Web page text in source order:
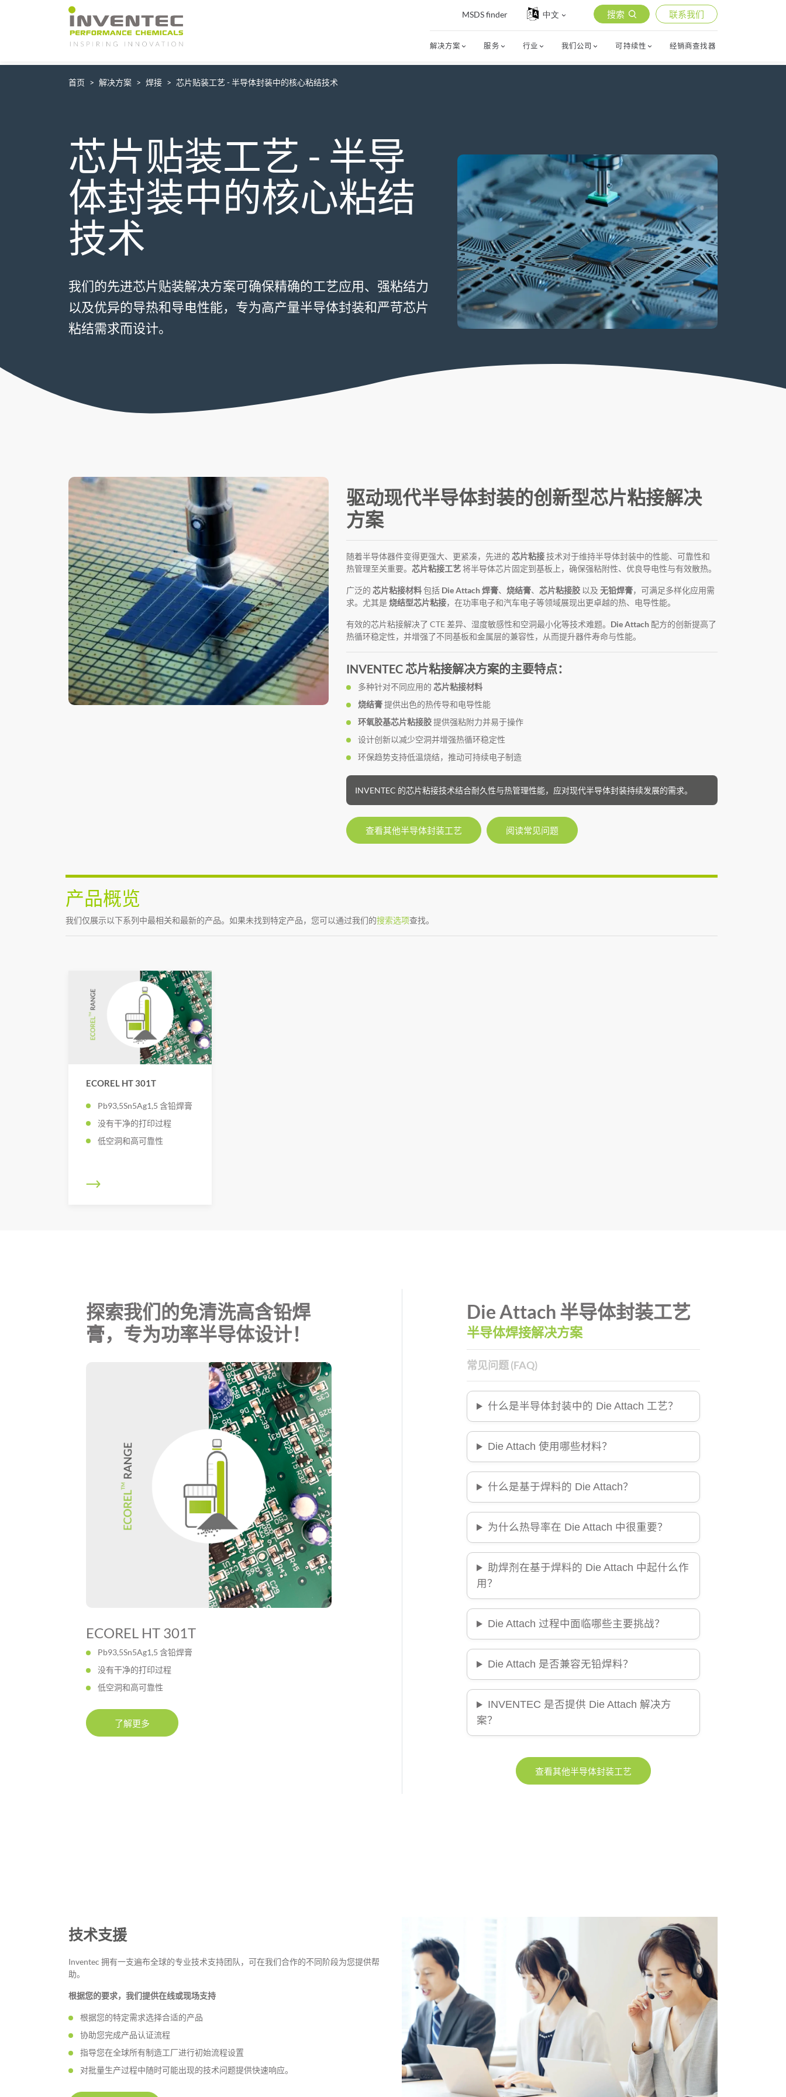
Main Navigation
MSDS finder 中文 搜索 联系我们
解决方案 服务 行业 我们公司 可持续性 经销商查找器
首页 解决方案 焊接 芯片贴装工艺 - 半导体封装中的核心粘结技术
芯片贴装工艺 - 半导
体封装中的核心粘结
技术
我们的先进芯片贴装解决方案可确保精确的工艺应用、强粘结力
以及优异的导热和导电性能，专为高产量半导体封装和严苛芯片
粘结需求而设计。
驱动现代半导体封装的创新型芯片粘接解决
方案
随着半导体器件变得更强大、更紧凑，先进的 芯片粘接技术对于维持半导体封装中的性能、可靠性和
热管理至关重要。 芯片粘接工艺将半导体芯片固定到基板上，确保强粘附性、优良导电性与有效散热。
广泛的 芯片粘接材料包括 Die Attach 焊膏、 烧结膏、 芯片粘接胶 以及 无铅焊膏，可满足多样化应用需
求。尤其是烧结型芯片粘接，在功率电子和汽车电子等领域展现出更卓越的热、电导性能。
有效的芯片粘接解决了 CTE 差异、湿度敏感性和空洞最小化等技术难题。 Die Attach配方的创新提高了
热循环稳定性，并增强了不同基板和金属层的兼容性，从而提升器件寿命与性能。
INVENTEC 芯片粘接解决方案的主要特点：
多种针对不同应用的 芯片粘接材料
烧结膏提供出色的热传导和电导性能
环氧胶基芯片粘接胶提供强粘附力并易于操作
设计创新以减少空洞并增强热循环稳定性
环保趋势支持低温烧结，推动可持续电子制造
INVENTEC 的芯片粘接技术结合耐久性与热管理性能，应对现代半导体封装持续发展的需求。
查看其他半导体封装工艺 阅读常见问题
产品概览
我们仅展示以下系列中最相关和最新的产品。如果未找到特定产品，您可以通过我们的搜索选项查找。
ECOREL HT 301T
Pb93,5Sn5Ag1,5 含铅焊膏
没有干净的打印过程
低空洞和高可靠性
探索我们的免清洗高含铅焊
膏，专为功率半导体设计！
ECOREL HT 301T
Pb93,5Sn5Ag1,5 含铅焊膏
没有干净的打印过程
低空洞和高可靠性
了解更多
Die Attach 半导体封装工艺
半导体焊接解决方案
常见问题 (FAQ)
什么是半导体封装中的 Die Attach 工艺？
Die Attach 使用哪些材料？
什么是基于焊料的 Die Attach？
为什么热导率在 Die Attach 中很重要？
助焊剂在基于焊料的 Die Attach 中起什么作
用？
Die Attach 过程中面临哪些主要挑战？
Die Attach 是否兼容无铅焊料？
INVENTEC 是否提供 Die Attach 解决方
案？
查看其他半导体封装工艺
技术支援
Inventec 拥有一支遍布全球的专业技术支持团队，可在我们合作的不同阶段为您提供帮
助。
根据您的要求，我们提供在线或现场支持
根据您的特定需求选择合适的产品
协助您完成产品认证流程
指导您在全球所有制造工厂进行初始流程设置
对批量生产过程中随时可能出现的技术问题提供快速响应。